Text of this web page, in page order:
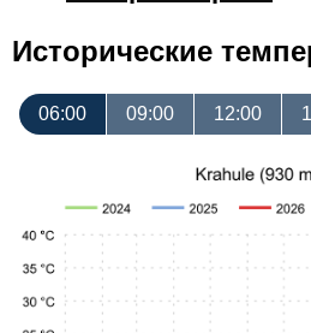
Исторические
06:00 09:00 12:00